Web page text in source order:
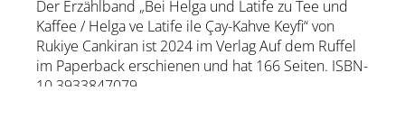
Der Erzählband „Bei Helga und Latife zu Tee und
Kaffee / Helga ve Latife ile Çay-Kahve Keyfi“ von
Rukiye Cankiran ist 2024 im Verlag Auf dem Ruffel
im Paperback erschienen und hat 166 Seiten. ISBN-
10 3933847079.